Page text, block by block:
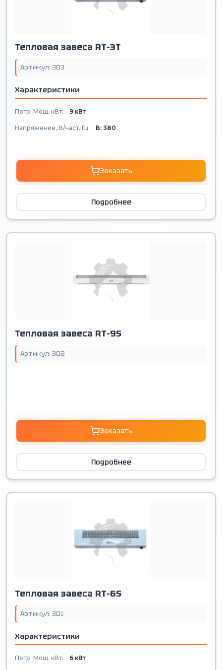
Тепловая завеса RT-3T
Артикул: 303
Характеристики
Потр. Мощ. кВт: 9 кВт
Напряжение, В/част. Гц: В: 380
Заказать
Подробнее
Тепловая завеса RT-9S
Артикул: 302
Заказать
Подробнее
Тепловая завеса RT-6S
Артикул: 301
Характеристики
Потр. Мощ. кВт: 6 кВт